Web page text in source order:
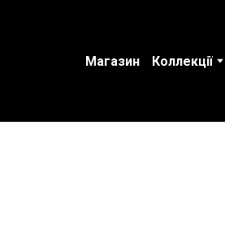
Магазин Коллекції